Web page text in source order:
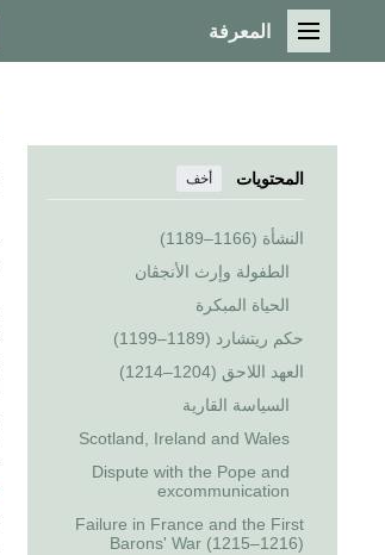
القائمة الرئيسية
المعرفة
المحتويات أخف
النشأة (1166–1189)
الطفولة وإرث الأنجڤان
الحياة المبكرة
حكم ريتشارد (1189–1199)
العهد اللاحق (1204–1214)
السياسة القارية
Scotland, Ireland and Wales
Dispute with the Pope and
excommunication
Failure in France and the First
Barons' War (1215–1216)